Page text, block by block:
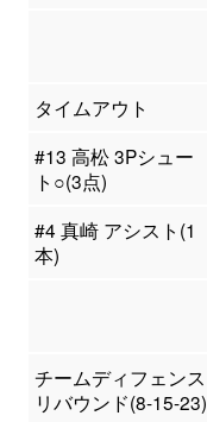
タイムアウト
#13 高松 3Pシュー
ト○(3点)
#4 真崎 アシスト(1
本)
チームディフェンス
リバウンド(8-15-23)